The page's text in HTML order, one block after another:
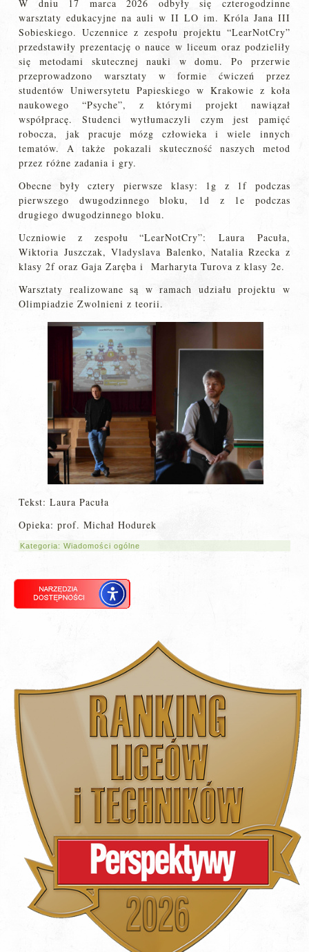
W dniu 17 marca 2026 odbyły się czterogodzinne
warsztaty edukacyjne na auli w II LO im. Króla Jana III
Sobieskiego. Uczennice z zespołu projektu “LearNotCry”
przedstawiły prezentację o nauce w liceum oraz podzieliły
się metodami skutecznej nauki w domu. Po przerwie
przeprowadzono warsztaty w formie ćwiczeń przez
studentów Uniwersytetu Papieskiego w Krakowie z koła
naukowego “Psyche”, z którymi projekt nawiązał
współpracę. Studenci wytłumaczyli czym jest pamięć
robocza, jak pracuje mózg człowieka i wiele innych
tematów. A także pokazali skuteczność naszych metod
przez różne zadania i gry.
Obecne były cztery pierwsze klasy: 1g z 1f podczas
pierwszego dwugodzinnego bloku, 1d z 1e podczas
drugiego dwugodzinnego bloku.
Uczniowie z zespołu “LearNotCry”: Laura Pacuła,
Wiktoria Juszczak, Vladyslava Balenko, Natalia Rzecka z
klasy 2f oraz Gaja Zaręba i Marharyta Turova z klasy 2e.
Warsztaty realizowane są w ramach udziału projektu w
Olimpiadzie Zwolnieni z teorii.
Tekst: Laura Pacuła
Opieka: prof. Michał Hodurek
Kategoria:Wiadomości ogólne